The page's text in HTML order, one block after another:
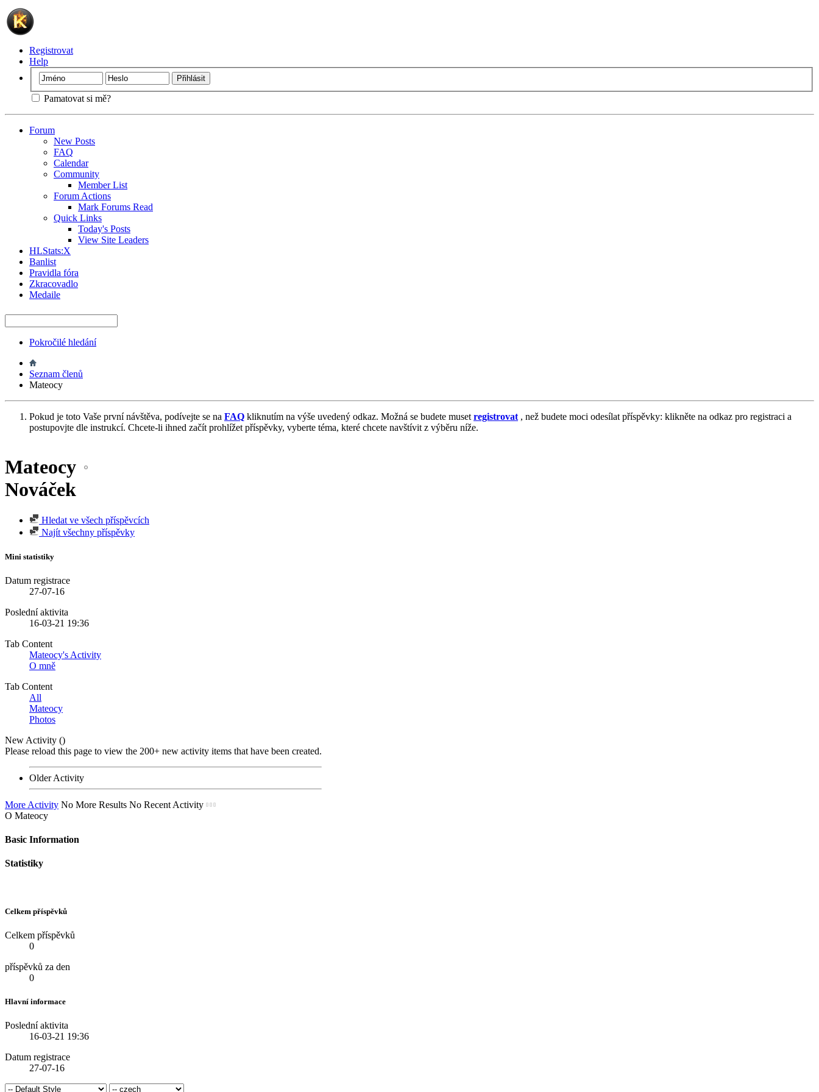
Registrovat
Help
Pamatovat si mě?
Forum
New Posts
FAQ
Calendar
Community
Member List
Forum Actions
Mark Forums Read
Quick Links
Today's Posts
View Site Leaders
HLStats:X
Banlist
Pravidla fóra
Zkracovadlo
Medaile
Pokročilé hledání
Seznam členů
Mateocy
Pokud je toto Vaše první návštěva, podívejte se na FAQ kliknutím na výše uvedený odkaz. Možná se budete muset registrovat , než budete moci odesílat příspěvky: klikněte na odkaz pro registraci a
postupovjte dle instrukcí. Chcete-li ihned začít prohlížet příspěvky, vyberte téma, které chcete navštívit z výběru níže.
Mateocy
Nováček
Hledat ve všech příspěvcích
Najít všechny příspěvky
Mini statistiky
Datum registrace
27-07-16
Poslední aktivita
16-03-21 19:36
Tab Content
Mateocy's Activity
O mně
Tab Content
All
Mateocy
Photos
New Activity ()
Please reload this page to view the 200+ new activity items that have been created.
Older Activity
More Activity No More Results No Recent Activity
O Mateocy
Basic Information
Statistiky
Celkem příspěvků
Celkem příspěvků
0
příspěvků za den
0
Hlavní informace
Poslední aktivita
16-03-21 19:36
Datum registrace
27-07-16